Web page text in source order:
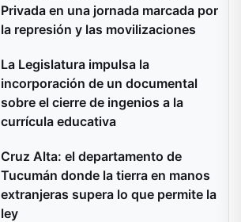
Privada en una jornada marcada por
la represión y las movilizaciones
La Legislatura impulsa la
incorporación de un documental
sobre el cierre de ingenios a la
currícula educativa
Cruz Alta: el departamento de
Tucumán donde la tierra en manos
extranjeras supera lo que permite la
ley